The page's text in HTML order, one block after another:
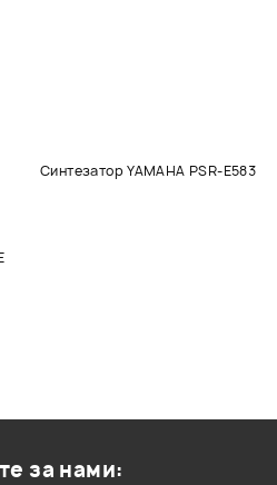
Синтезатор YAMAHA PSR-E583
за нами: